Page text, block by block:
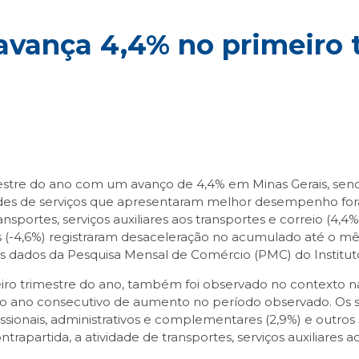
4,4% no
do ano com um avanço de 4,4% em Minas Gerais,
de serviços que apresentaram melhor desempenho
serviços auxiliares aos transportes e correio
4,6%) registraram desaceleração no acumulado até o
da Pesquisa Mensal de Comércio (PMC) do
trimestre do ano, também foi observado no contexto
consecutivo de aumento no período observado. Os
administrativos e complementares (2,9%) e outros
a atividade de transportes, serviços auxiliares